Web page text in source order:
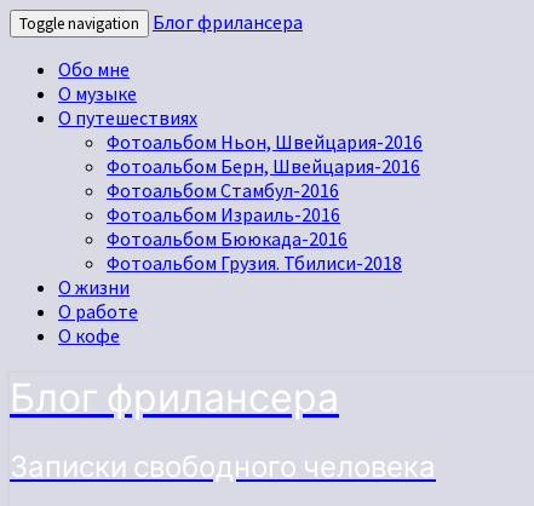
Toggle navigation
Блог фрилансера
Обо мне
О музыке
О путешествиях
Фотоальбом Ньон, Швейцария-2016
Фотоальбом Берн, Швейцария-2016
Фотоальбом Стамбул-2016
Фотоальбом Израиль-2016
Фотоальбом Бююкада-2016
Фотоальбом Грузия. Тбилиси-2018
О жизни
О работе
О кофе
Блог фрилансера
Записки свободного человека